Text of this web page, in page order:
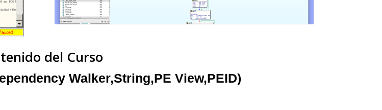
del Curso
Walker,String,PE View,PEID)